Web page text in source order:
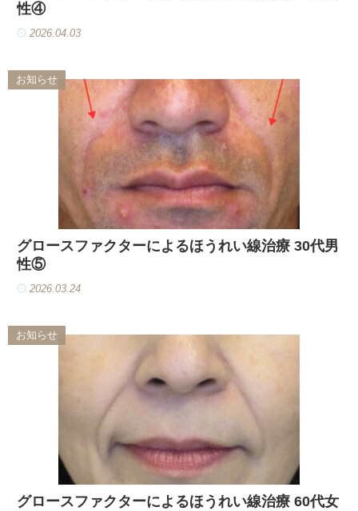
性④
2026.04.03
お知らせ
グロースファクターによるほうれい線治療 30代男
性⑤
2026.03.24
お知らせ
グロースファクターによるほうれい線治療 60代女